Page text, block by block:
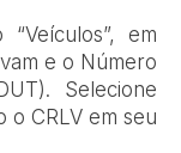
em
e o Número
Selecione
o CRLV em seu